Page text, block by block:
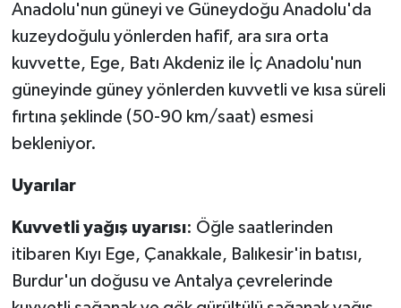
Anadolu'nun güneyi ve Güneydoğu Anadolu'da
kuzeydoğulu yönlerden hafif, ara sıra orta
kuvvette, Ege, Batı Akdeniz ile İç Anadolu'nun
güneyinde güney yönlerden kuvvetli ve kısa süreli
fırtına şeklinde (50-90 km/saat) esmesi
bekleniyor.
Uyarılar
Kuvvetli yağış uyarısı: Öğle saatlerinden
itibaren Kıyı Ege, Çanakkale, Balıkesir'in batısı,
Burdur'un doğusu ve Antalya çevrelerinde